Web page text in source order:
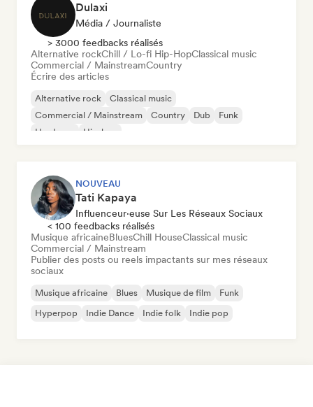
Dulaxi
Média / Journaliste
> 3000 feedbacks réalisés
Alternative rockChill / Lo-fi Hip-HopClassical music
Commercial / MainstreamCountry
Écrire des articles
Alternative rock
Classical music
Commercial / Mainstream
Country Dub
Funk
Hardcore
Hip-hop
NOUVEAU
Tati Kapaya
Influenceur·euse Sur Les Réseaux Sociaux
< 100 feedbacks réalisés
Musique africaineBluesChill HouseClassical music
Commercial / Mainstream
Publier des posts ou reels impactants sur mes réseaux
sociaux
Musique africaine Blues Musique de film
Funk
Hyperpop
Indie Dance Indie folk Indie pop